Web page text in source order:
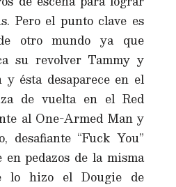
Pero el punto clave es
otro mundo ya que
su revolver Tammy y
ésta desaparece en el
de vuelta en el Red
al One-Armed Man y
desafiante “Fuck You”
en pedazos de la misma
lo hizo el Dougie de